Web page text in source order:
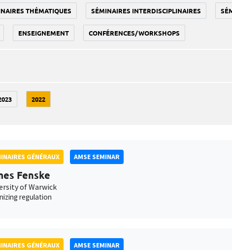
THÉMATIQUES SÉMINAIRES INTERDISCIPLINAIRES
ENSEIGNEMENT CONFÉRENCES/WORKSHOPS
2022
GÉNÉRAUX AMSE SEMINAR
Fenske
of Warwick
regulation
GÉNÉRAUX AMSE SEMINAR